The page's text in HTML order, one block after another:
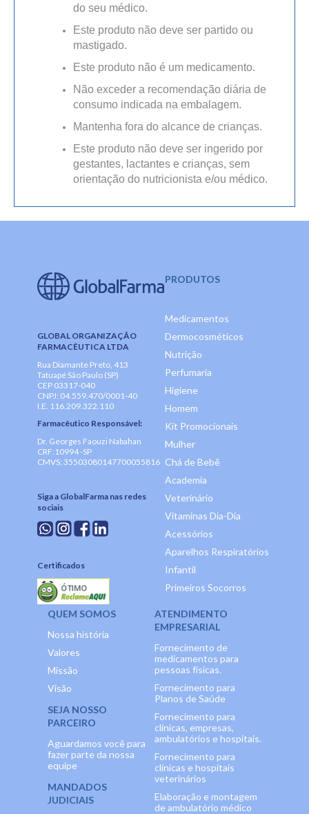
do seu médico.
Este produto não deve ser partido ou
mastigado.
Este produto não é um medicamento.
Não exceder a recomendação diária de
consumo indicada na embalagem.
Mantenha fora do alcance de crianças.
Este produto não deve ser ingerido por
gestantes, lactantes e crianças, sem
orientação do nutricionista e/ou médico.
GLOBAL ORGANIZAÇÃO
FARMACÊUTICA LTDA
Rua Diamante Preto, 413
Tatuapé São Paulo (SP)
CEP 03317-040
CNPJ: 04.559.470/0001-40
I.E. 116.209.322.110
Farmacêutico Responsável:
Dr. Georges Faouzi Nabahan
CRF:10994 -SP
CMVS: 35503080147700055816
Siga a GlobalFarma nas redes
sociais
Certificados
PRODUTOS
Medicamentos
Dermocosméticos
Nutrição
Perfumaria
Higiene
Homem
Kit Promocionais
Mulher
Chá de Bebê
Academia
Veterinário
Vitaminas Dia-Dia
Acessórios
Aparelhos Respiratórios
Infantil
Primeiros Socorros
QUEM SOMOS
Nossa história
Valores
Missão
Visão
SEJA NOSSO
PARCEIRO
Aguardamos você para
fazer parte da nossa
equipe
MANDADOS
JUDICIAIS
ATENDIMENTO
EMPRESARIAL
Fornecimento de
medicamentos para
pessoas físicas.
Fornecimento para
Planos de Saúde
Fornecimento para
clínicas, empresas,
ambulatórios e hospitais.
Fornecimento para
clínicas e hospitais
veterinários
Elaboração e montagem
de ambulatório médico